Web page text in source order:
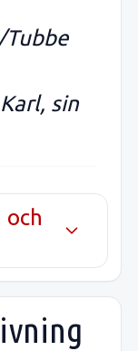
Tubbe
sin